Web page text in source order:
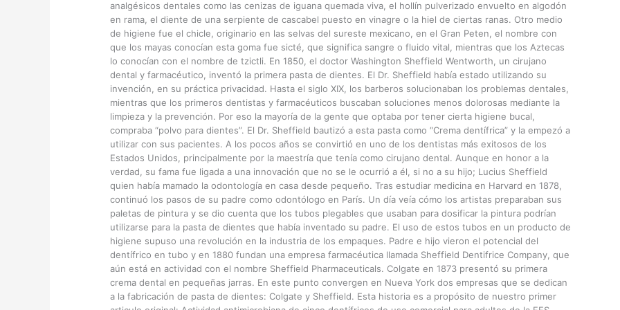
analgésicos dentales como las cenizas de iguana quemada viva, el hollín pulverizado envuelto en algodón
en rama, el diente de una serpiente de cascabel puesto en vinagre o la hiel de ciertas ranas. Otro medio
de higiene fue el chicle, originario en las selvas del sureste mexicano, en el Gran Peten, el nombre con
que los mayas conocían esta goma fue sicté, que significa sangre o fluido vital, mientras que los Aztecas
lo conocían con el nombre de tzictli. En 1850, el doctor Washington Sheffield Wentworth, un cirujano
dental y farmacéutico, inventó la primera pasta de dientes. El Dr. Sheffield había estado utilizando su
invención, en su práctica privacidad. Hasta el siglo XIX, los barberos solucionaban los problemas dentales,
mientras que los primeros dentistas y farmacéuticos buscaban soluciones menos dolorosas mediante la
limpieza y la prevención. Por eso la mayoría de la gente que optaba por tener cierta higiene bucal,
compraba “polvo para dientes”. El Dr. Sheffield bautizó a esta pasta como “Crema dentífrica” y la empezó a
utilizar con sus pacientes. A los pocos años se convirtió en uno de los dentistas más exitosos de los
Estados Unidos, principalmente por la maestría que tenía como cirujano dental. Aunque en honor a la
verdad, su fama fue ligada a una innovación que no se le ocurrió a él, si no a su hijo; Lucius Sheffield
quien había mamado la odontología en casa desde pequeño. Tras estudiar medicina en Harvard en 1878,
continuó los pasos de su padre como odontólogo en París. Un día veía cómo los artistas preparaban sus
paletas de pintura y se dio cuenta que los tubos plegables que usaban para dosificar la pintura podrían
utilizarse para la pasta de dientes que había inventado su padre. El uso de estos tubos en un producto de
higiene supuso una revolución en la industria de los empaques. Padre e hijo vieron el potencial del
dentífrico en tubo y en 1880 fundan una empresa farmacéutica llamada Sheffield Dentifrice Company, que
aún está en actividad con el nombre Sheffield Pharmaceuticals. Colgate en 1873 presentó su primera
crema dental en pequeñas jarras. En este punto convergen en Nueva York dos empresas que se dedican
a la fabricación de pasta de dientes: Colgate y Sheffield. Esta historia es a propósito de nuestro primer